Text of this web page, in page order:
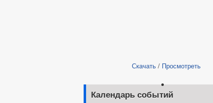
Скачать/ Просмотреть
Календарь событий